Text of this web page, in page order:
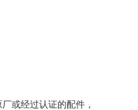
或经过认证的配件，